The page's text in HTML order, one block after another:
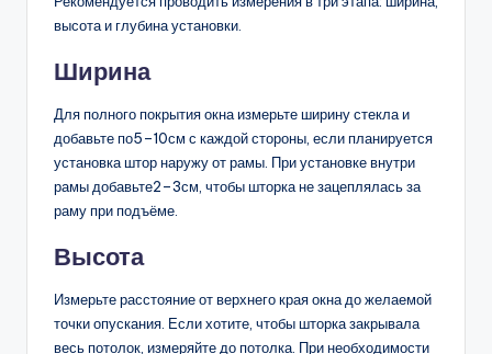
высота и глубина установки.
Ширина
Для полного покрытия окна измерьте ширину стекла и
добавьте по5–10см с каждой стороны, если планируется
установка штор наружу от рамы. При установке внутри
рамы добавьте2–3см, чтобы шторка не зацеплялась за
раму при подъёме.
Высота
Измерьте расстояние от верхнего края окна до желаемой
точки опускания. Если хотите, чтобы шторка закрывала
весь потолок, измеряйте до потолка. При необходимости